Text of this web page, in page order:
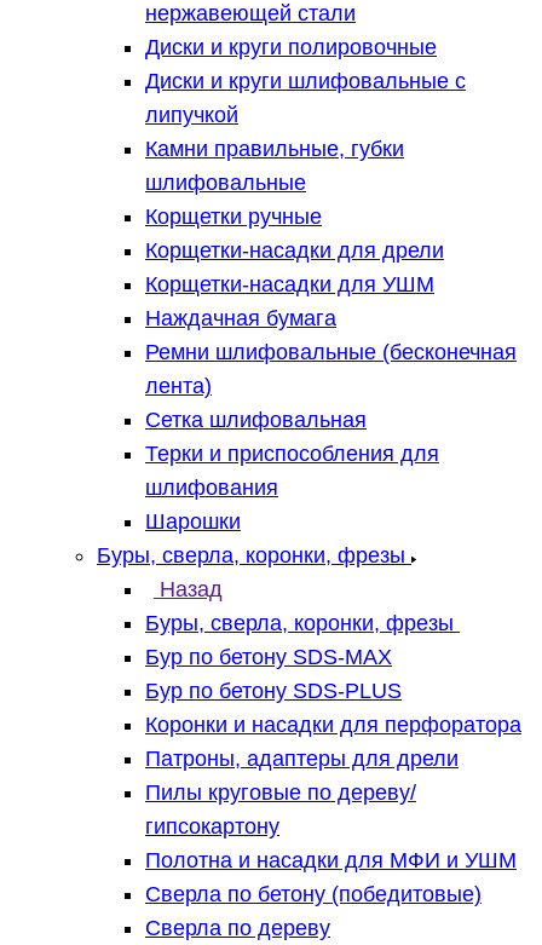
нержавеющей стали
Диски и круги полировочные
Диски и круги шлифовальные с
липучкой
Камни правильные, губки
шлифовальные
Корщетки ручные
Корщетки-насадки для дрели
Корщетки-насадки для УШМ
Наждачная бумага
Ремни шлифовальные (бесконечная
лента)
Сетка шлифовальная
Терки и приспособления для
шлифования
Шарошки
Буры, сверла, коронки, фрезы
Назад
Буры, сверла, коронки, фрезы
Бур по бетону SDS-MAX
Бур по бетону SDS-PLUS
Коронки и насадки для перфоратора
Патроны, адаптеры для дрели
Пилы круговые по дереву/
гипсокартону
Полотна и насадки для МФИ и УШМ
Сверла по бетону (победитовые)
Сверла по дереву